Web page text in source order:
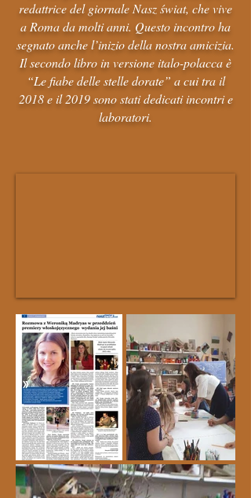
redattrice del giornale Nasz świat, che vive
a Roma da molti anni. Questo incontro ha
segnato anche l’inizio della nostra amicizia.
Il secondo libro in versione italo-polacca è
“Le fiabe delle stelle dorate” a cui tra il
2018 e il 2019 sono stati dedicati incontri e
laboratori.